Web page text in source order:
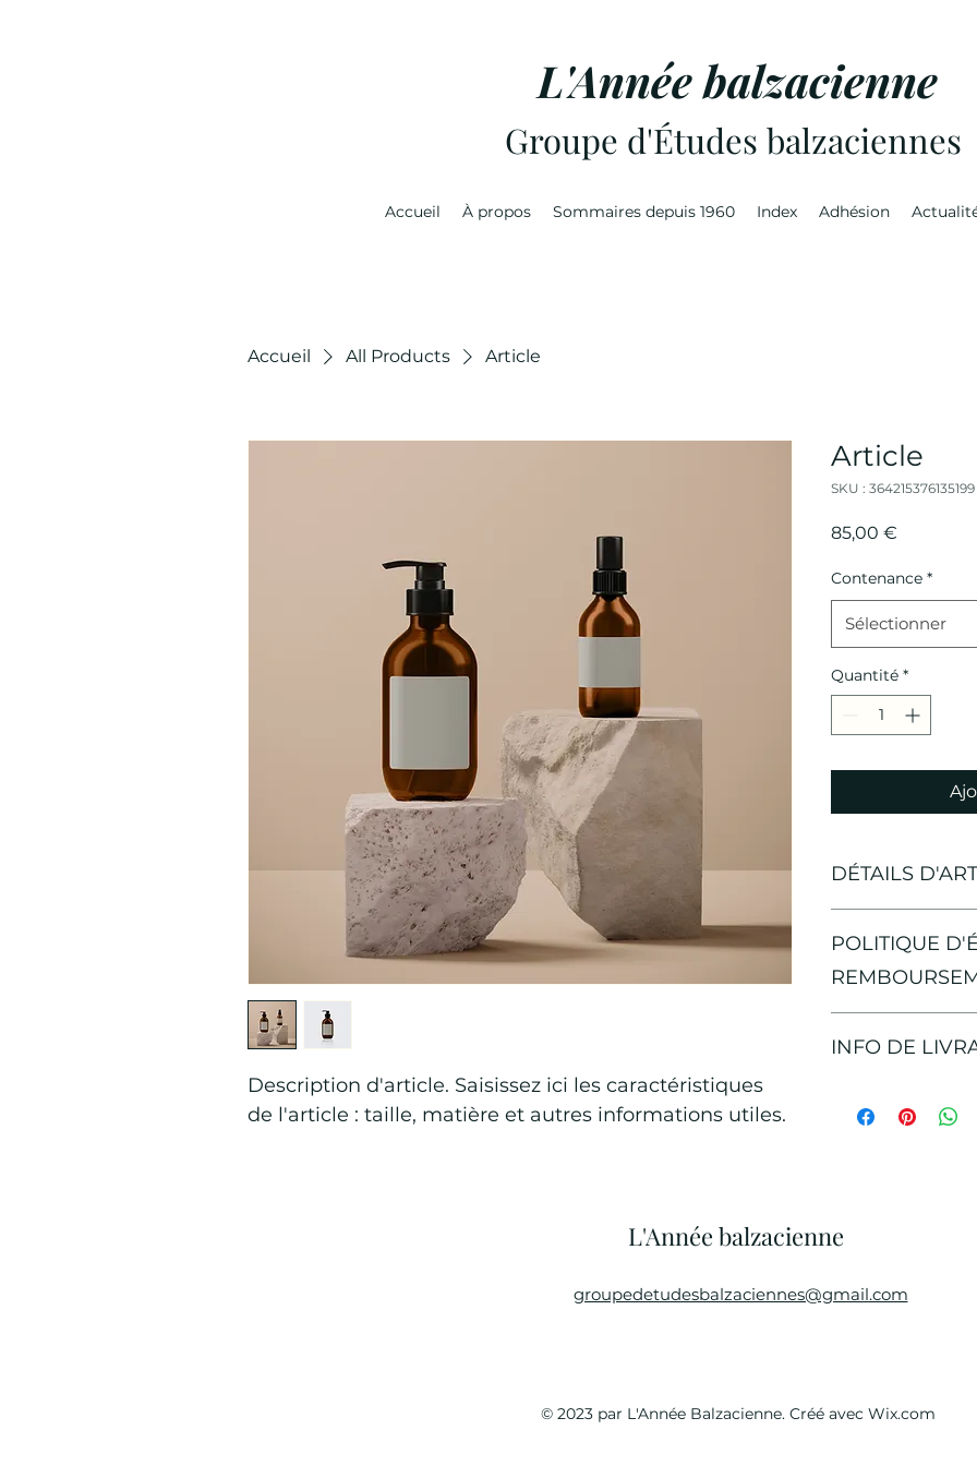
L'Année balzacienne
Groupe d'Études balzaciennes
Accueil À propos Sommaires depuis 1960 Index Adhésion
Accueil All Products Article
Description d'article. Saisissez ici les caractéristiques
de l'article : taille, matière et autres informations utiles.
Article
SKU : 364215376135199
85,00 €
Contenance *
Sélectionner
Quantité *
DÉTAILS
de l'article : taille,
Cet emplacement
avantages de cet
POLITIQUE
Informez vos
afin d'établir une
INFO DE
davantage de
L'Année balzacienne
groupedetudesbalzaciennes@gmail.com
© 2023 par L'Année Balzacienne. Créé avec Wix.com